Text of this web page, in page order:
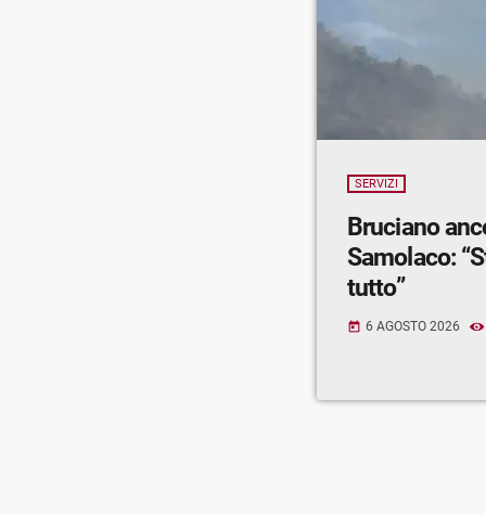
SERVIZI
Bruciano
Samolaco:
tutto”
today 6 AGOSTO 2026